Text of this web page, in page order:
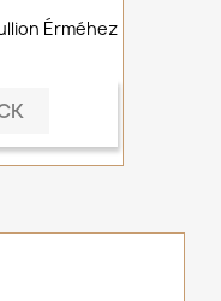
Érméhez